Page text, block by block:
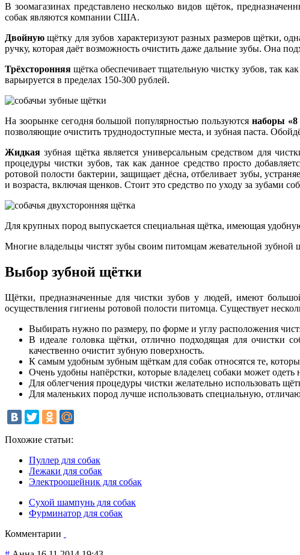
В зоомагазинах представлено несколько видов щёток,
собак являются компании США.
Двойную щётку для зубов характеризуют разных размеров щётки,
ручку, которая даёт возможность очистить даже дальние зубы. Она
Трёхсторонняя щётка обеспечивает тщательную чистку зубов, так
варьируется в пределах 150-300 рублей.
На зоорынке сегодня большой популярностью пользуются наборы «8
позволяющие очистить труднодоступные места, и зубная паста.
Жидкая зубная щётка является универсальным средством для
процедуры чистки зубов, так как данное средство просто
ротовой полости бактерии, защищает дёсна, отбеливает зубы,
и возраста, включая щенков. Стоит это средство по уходу за зубами
Для крупных пород выпускается специальная щётка, имеющая
Многие владельцы чистят зубы своим питомцам жевательной зубной
Выбор зубной щётки
Щётки, предназначенные для чистки зубов у людей, имеют
осуществления гигиены ротовой полости питомца. Существует
Выбирать нужно по размеру, по форме и углу расположения
В идеале головка щётки, отлично подходящая для очистки
качественно очистит зубную поверхность.
К самым удобным зубным щёткам для собак относятся те,
Очень удобны напёрстки, которые владелец собаки может
Для облегчения процедуры чистки желательно использовать
Для маленьких пород лучше использовать специальную,
Похожие статьи:
Пуллер для собак
Лежаки для собак
Электроошейник для собак
Сухой шампунь для собак
Фурминатор для собак
Комментарии